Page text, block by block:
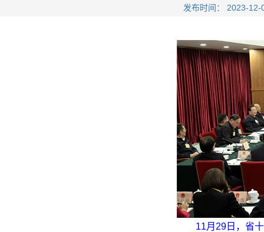
发布时间： 2023-
11月29日，省